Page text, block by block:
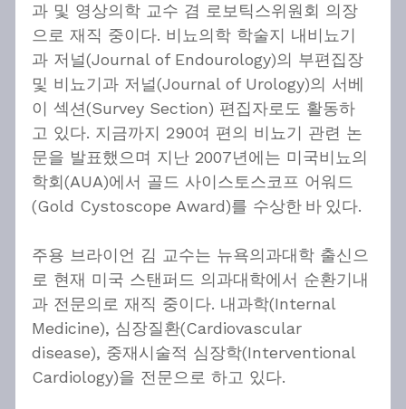
과 및 영상의학 교수 겸 로보틱스위원회 의장
으로 재직 중이다. 비뇨의학 학술지 내비뇨기
과 저널(Journal of Endourology)의 부편집장
및 비뇨기과 저널(Journal of Urology)의 서베
이 섹션(Survey Section) 편집자로도 활동하
고 있다. 지금까지 290여 편의 비뇨기 관련 논
문을 발표했으며 지난 2007년에는 미국비뇨의
학회(AUA)에서 골드 사이스토스코프 어워드
(Gold Cystoscope Award)를 수상한 바 있다.
주용 브라이언 김 교수는 뉴욕의과대학 출신으
로 현재 미국 스탠퍼드 의과대학에서 순환기내
과 전문의로 재직 중이다. 내과학(Internal
Medicine), 심장질환(Cardiovascular
disease), 중재시술적 심장학(Interventional
Cardiology)을 전문으로 하고 있다.